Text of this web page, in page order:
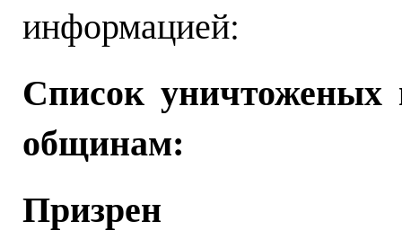
информацией:
Список
общинам:
Призрен